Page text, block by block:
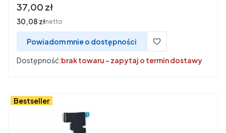
Cena
37,00 zł
Cena
30,08 złnetto
Powiadom mnie o dostępności
Dostępność:brak towaru - zapytaj o termin dostawy
Bestseller